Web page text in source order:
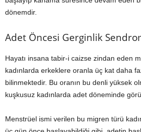
dönemdir.
Adet Öncesi Gerginlik
Hayatı insana tabir-i caizse zindan eden
kadınlarda erkeklere oranla üç kat daha
bilinmektedir. Bu oranın bu denli yüksek
kuşkusuz kadınlarda adet döneminde
Menstrüel ismi verilen bu migren türü